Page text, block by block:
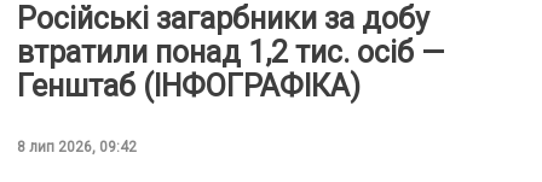
Російські загарбники за добу
втратили понад 1,2 тис. осіб —
Генштаб (ІНФОГРАФІКА)
8 лип 2026, 09:42